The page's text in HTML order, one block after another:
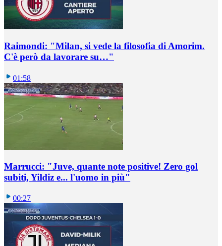
Raimondi: "Milan, si vede la filosofia di Amorim.
C'è però da lavorare su…"
01:58
Marrucci: "Juve, quante note positive! Zero gol
subiti, Yildiz e... l'uomo in più"
00:27